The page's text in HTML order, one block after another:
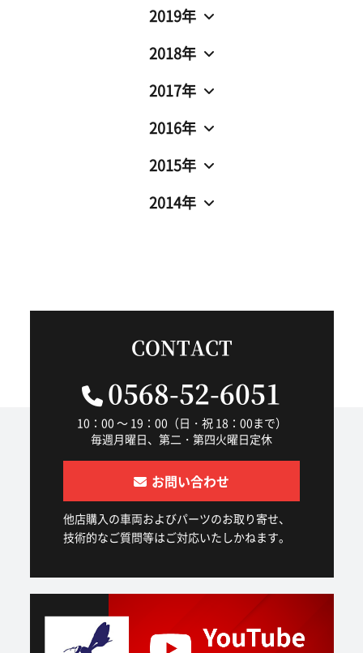
2019年
2018年
2017年
2016年
2015年
2014年
CONTACT
0568-52-6051
10：00 ～ 19：00（日・祝 18：00まで）
毎週月曜日、第二・第四火曜日定休
お問い合わせ
他店購入の車両およびパーツのお取り寄せ、
技術的なご質問等はご対応いたしかねます。